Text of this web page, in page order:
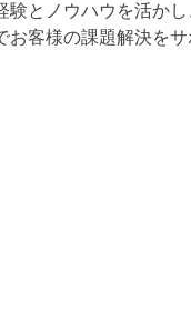
とノウハウを活か
客様の課題解決を